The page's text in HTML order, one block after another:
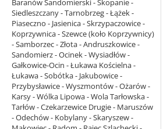
Baranów Sandomierski - Skopanie -
Siedleszczany - Tarnobrzeg - Łążek -
Piaseczno - Jasienica - Skrzypaczowice -
Koprzywnica - Szewce (koło Koprzywnicy)
- Samborzec - Złota - Andruszkowice -
Sandomierz - Ocinek - Wysiadłów -
Gałkowice-Ocin - Łukawa Kościelna -
Łukawa - Sobótka - Jakubowice -
Przybysławice - Wyszmontów - Ożarów -
Karsy - Wólka Lipowa - Wola Tarłowska -
Tarłów - Czekarzewice Drugie - Maruszów
- Odechów - Kobylany - Skaryszew -